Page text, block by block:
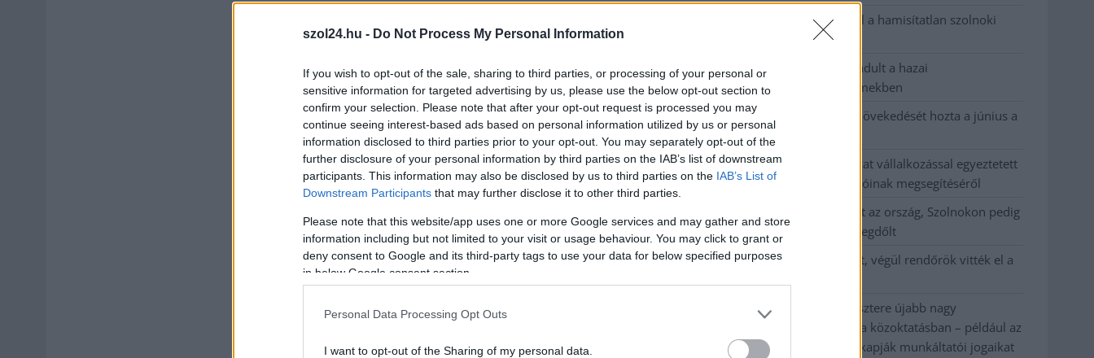
szol24.hu - Do Not Process My Personal Information
If you wish to opt-out of the sale, sharing to third parties, or processing of your personal or
sensitive information for targeted advertising by us, please use the below opt-out section to
confirm your selection. Please note that after your opt-out request is processed you may
continue seeing interest-based ads based on personal information utilized by us or personal
information disclosed to third parties prior to your opt-out. You may separately opt-out of the
further disclosure of your personal information by third parties on the IAB’s list of downstream
participants. This information may also be disclosed by us to third parties on the IAB’s List of
Downstream Participants that may further disclose it to other third parties.
Please note that this website/app uses one or more Google services and may gather and store
information including but not limited to your visit or usage behaviour. You may click to grant or
deny consent to Google and its third-party tags to use your data for below specified purposes
in below Google consent section.
Personal Data Processing Opt Outs
I want to opt-out of the Sharing of my personal data.
Ön szerint hogy készül a hamisítatlan szolnoki
Országos ellenőrzés indult a hazai
akkumulátoripari üzemekben
Az idei év leglassabb növekedését hozta a június a
kiskereskedelemben
Györfi Mihály több tucat vállalkozással egyeztetett
a kerékpárgyár dolgozóinak megsegítéséről
41 fok fölé forrósodott az ország, Szolnokon pedig
egy másik rekord is megdőlt
Egy telefonhívást akart, végül rendőrök vitték el a
A Tisza kormány minisztere újabb nagy
változásokról döntött a közoktatásban – például az
iskolaigazgatók visszakapják munkáltatói jogaikat